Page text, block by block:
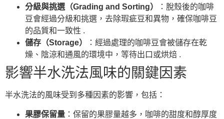
分級與挑選（Grading and Sorting）
：脫殼後的咖啡
豆會經過分級和挑選，去除瑕疵豆和異物，確保咖啡豆
的品質和一致性 .
儲存（Storage）
：經過處理的咖啡豆會被儲存在乾
燥、陰涼和通風的環境中，等待出口或烘焙 .
影響半水洗法風味的關鍵因素
半水洗法的風味受到多種因素的影響，包括：
果膠保留量 ：保留的果膠量越多，咖啡的甜度和醇厚度